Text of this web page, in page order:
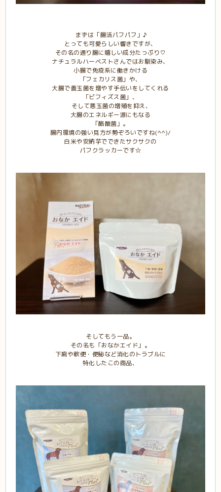
まずは「腸活パフパフ」♪
とっても可愛らしい響きですが、
その名の通り腸に嬉しい成分たっぷり♡
ナチュラルハーベストさんではお馴染み、
小腸で免疫系に働きかける
「フェカリス菌」や、
大腸で善玉菌を増やす手伝いをしてくれる
「ビフィズス菌」、
そして悪玉菌の増殖を抑え、
大腸のエネルギー源にもなる
「酪酸菌」。
腸内環境の強い見方が勢ぞろいですね(^^)/
白米や安納芋でできたサクサクの
パフクラッカーです☆
そしてもう一品。
その名も「おなかエイド」。
下痢や軟便・便秘など消化のトラブルに
特化したこの商品、